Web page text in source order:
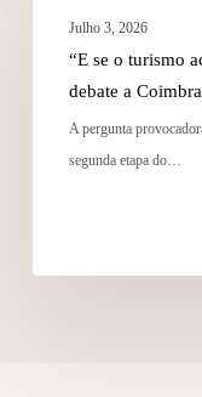
Julho 3, 2026
“E se o turismo
debate a Coimbra
A pergunta
segunda etapa do…